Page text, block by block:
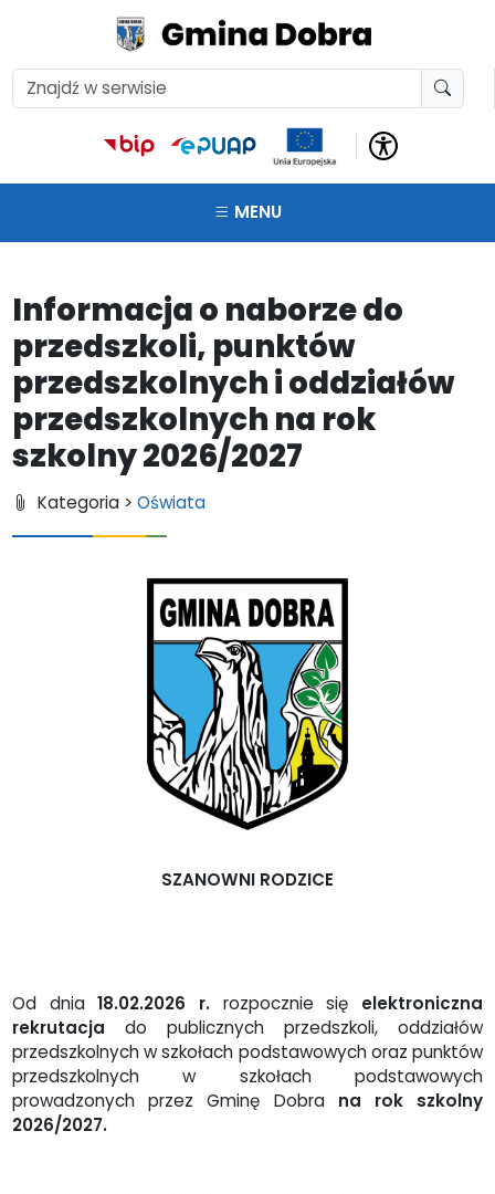
MENU
Informacja o naborze do
przedszkoli, punktów
przedszkolnych i oddziałów
przedszkolnych na rok
szkolny 2026/2027
Kategoria >Oświata
SZANOWNI RODZICE
Od dnia18.02.2026 r. rozpocznie się elektroniczna
rekrutacja do publicznych przedszkoli, oddziałów
przedszkolnych w szkołach podstawowych oraz punktów
przedszkolnych w szkołach podstawowych
prowadzonych przez Gminę Dobra na rok szkolny
2026/2027.